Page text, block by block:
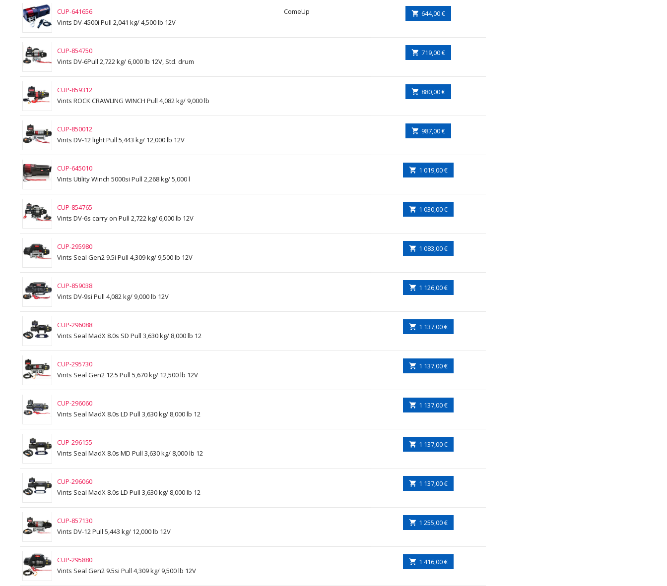
CUP-641656
Vints DV-4500i Pull 2,041 kg/ 4,500 lb 12V
ComeUp 644,00 €
CUP-854750
Vints DV-6Pull 2,722 kg/ 6,000 lb 12V, Std. drum
719,00 €
CUP-859312
Vints ROCK CRAWLING WINCH Pull 4,082 kg/ 9,000 lb
880,00 €
CUP-850012
Vints DV-12 light Pull 5,443 kg/ 12,000 lb 12V
987,00 €
CUP-645010
Vints Utility Winch 5000si Pull 2,268 kg/ 5,000 l
1 019,00 €
CUP-854765
Vints DV-6s carry on Pull 2,722 kg/ 6,000 lb 12V
1 030,00 €
CUP-295980
Vints Seal Gen2 9.5i Pull 4,309 kg/ 9,500 lb 12V
1 083,00 €
CUP-859038
Vints DV-9si Pull 4,082 kg/ 9,000 lb 12V
1 126,00 €
CUP-296088
Vints Seal MadX 8.0s SD Pull 3,630 kg/ 8,000 lb 12
1 137,00 €
CUP-295730
Vints Seal Gen2 12.5 Pull 5,670 kg/ 12,500 lb 12V
1 137,00 €
CUP-296060
Vints Seal MadX 8.0s LD Pull 3,630 kg/ 8,000 lb 12
1 137,00 €
CUP-296155
Vints Seal MadX 8.0s MD Pull 3,630 kg/ 8,000 lb 12
1 137,00 €
CUP-296060
Vints Seal MadX 8.0s LD Pull 3,630 kg/ 8,000 lb 12
1 137,00 €
CUP-857130
Vints DV-12 Pull 5,443 kg/ 12,000 lb 12V
1 255,00 €
CUP-295880
Vints Seal Gen2 9.5si Pull 4,309 kg/ 9,500 lb 12V
1 416,00 €